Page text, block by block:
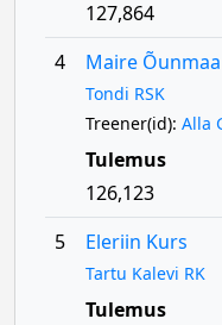
127,864
4
Maire Õunmaa
Tondi RSK
Treener(id): Alla
Tulemus
126,123
5
Eleriin Kurs
Tartu Kalevi RK
Tulemus